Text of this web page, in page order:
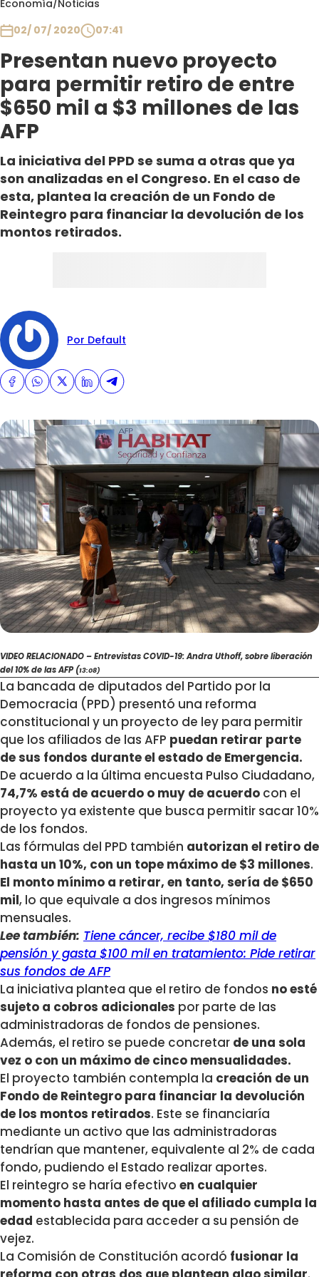
Economía/Noticias
02/ 07/ 2020
07:41
Presentan nuevo proyecto
para permitir retiro de entre
$650 mil a $3 millones de las
AFP
La iniciativa del PPD se suma a otras que ya
son analizadas en el Congreso. En el caso de
esta, plantea la creación de un Fondo de
Reintegro para financiar la devolución de los
montos retirados.
Por Default
VIDEO RELACIONADO – Entrevistas COVID-19: Andra Uthoff, sobre liberación
del 10% de las AFP (13:08)
La bancada de diputados del Partido por la
Democracia (PPD) presentó una reforma
constitucional y un proyecto de ley para permitir
que los afiliados de las AFP puedan retirar parte
de sus fondos durante el estado de Emergencia.
De acuerdo a la última encuesta Pulso Ciudadano,
74,7% está de acuerdo o muy de acuerdo con el
proyecto ya existente que busca permitir sacar 10%
de los fondos.
Las fórmulas del PPD también autorizan el retiro de
hasta un 10%, con un tope máximo de $3 millones.
El monto mínimo a retirar, en tanto, sería de $650
mil, lo que equivale a dos ingresos mínimos
mensuales.
Lee también: Tiene cáncer, recibe $180 mil de
pensión y gasta $100 mil en tratamiento: Pide retirar
sus fondos de AFP
La iniciativa plantea que el retiro de fondos no esté
sujeto a cobros adicionales por parte de las
administradoras de fondos de pensiones.
Además, el retiro se puede concretar de una sola
vez o con un máximo de cinco mensualidades.
El proyecto también contempla la creación de un
Fondo de Reintegro para financiar la devolución
de los montos retirados. Este se financiaría
mediante un activo que las administradoras
tendrían que mantener, equivalente al 2% de cada
fondo, pudiendo el Estado realizar aportes.
El reintegro se haría efectivo en cualquier
momento hasta antes de que el afiliado cumpla la
edad establecida para acceder a su pensión de
vejez.
La Comisión de Constitución acordó fusionar la
Club De La Comedia
Contigo en Directo
Plan Perfecto
El Tiempo
Sabingo
Todos Los Programas